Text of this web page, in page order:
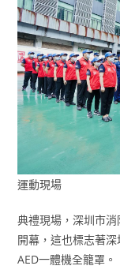
運動現場
典禮現場，深圳市
開幕，這也標志著
AED一體機全籠罩。